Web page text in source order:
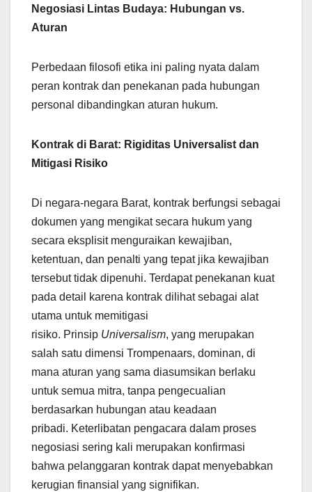
Negosiasi Lintas Budaya: Hubungan vs.
Aturan
Perbedaan filosofi etika ini paling nyata dalam
peran kontrak dan penekanan pada hubungan
personal dibandingkan aturan hukum.
Kontrak di Barat: Rigiditas Universalist dan
Mitigasi Risiko
Di negara-negara Barat, kontrak berfungsi sebagai
dokumen yang mengikat secara hukum yang
secara eksplisit menguraikan kewajiban,
ketentuan, dan penalti yang tepat jika kewajiban
tersebut tidak dipenuhi. Terdapat penekanan kuat
pada detail karena kontrak dilihat sebagai alat
utama untuk memitigasi
risiko. Prinsip Universalism, yang merupakan
salah satu dimensi Trompenaars, dominan, di
mana aturan yang sama diasumsikan berlaku
untuk semua mitra, tanpa pengecualian
berdasarkan hubungan atau keadaan
pribadi. Keterlibatan pengacara dalam proses
negosiasi sering kali merupakan konfirmasi
bahwa pelanggaran kontrak dapat menyebabkan
kerugian finansial yang signifikan.